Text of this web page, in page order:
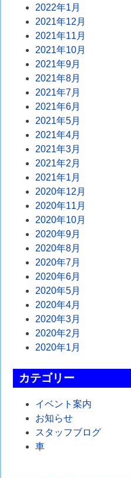
2022年1月
2021年12月
2021年11月
2021年10月
2021年9月
2021年8月
2021年7月
2021年6月
2021年5月
2021年4月
2021年3月
2021年2月
2021年1月
2020年12月
2020年11月
2020年10月
2020年9月
2020年8月
2020年7月
2020年6月
2020年5月
2020年4月
2020年3月
2020年2月
2020年1月
カテゴリー
イベント案内
お知らせ
スタッフブログ
車